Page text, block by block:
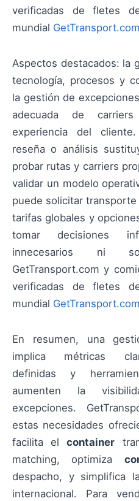
verificadas de fletes
mundial
Aspectos destacados: la
tecnología, procesos y
la gestión de
adecuada de
experiencia del
reseña o análisis
probar rutas y carriers
validar un modelo
puede solicitar
tarifas globales y
tomar decisiones
innecesarios ni
GetTransport.com y
verificadas de fletes
mundial
En resumen, una
implica métricas
definidas y
aumenten la
excepciones.
estas necesidades
facilita elcontainer
matching, optimiza
despacho, y simplifica
internacional. Para